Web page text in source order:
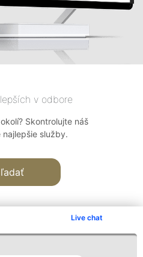
Live chat
v odbore
Skontrolujte náš
služby.